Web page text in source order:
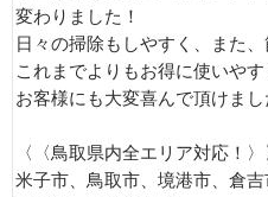
変わりました！
日々の掃除もしやすく、また
これまでよりもお得に使いや
お客様にも大変喜んで頂けまし
〈〈鳥取県内全エリア対応！〉
米子市、鳥取市、境港市、倉